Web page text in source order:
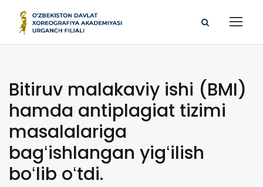
Bitiruv malakaviy ishi (BMI)
hamda antiplagiat tizimi
masalalariga
bagʻishlangan yigʻilish
boʻlib oʻtdi.